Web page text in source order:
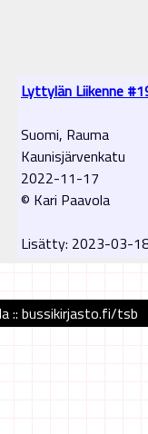
Lyttylän Liikenne
Suomi, Rauma
Kaunisjärvenkatu
2022-11-17
© Kari Paavola
Lisätty: 2023-03-
:: bussikirjasto.fi/tsb